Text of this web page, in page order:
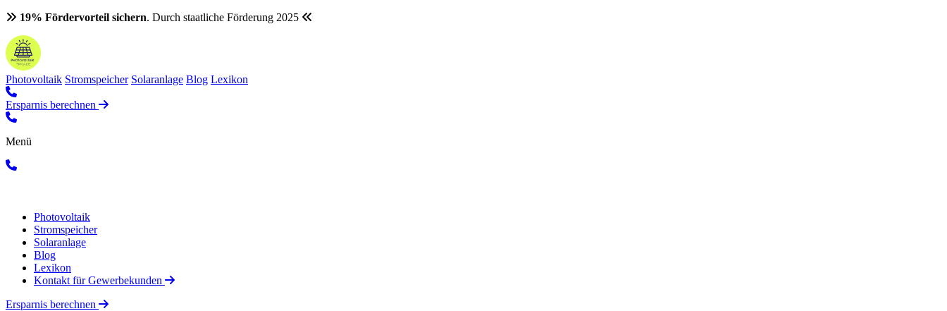
19% Fördervorteil sichern. Durch staatliche Förderung 2025
Photovoltaik Stromspeicher Solaranlage Blog Lexikon
Ersparnis berechnen
Menü
Photovoltaik
Stromspeicher
Solaranlage
Blog
Lexikon
Kontakt für Gewerbekunden
Ersparnis berechnen